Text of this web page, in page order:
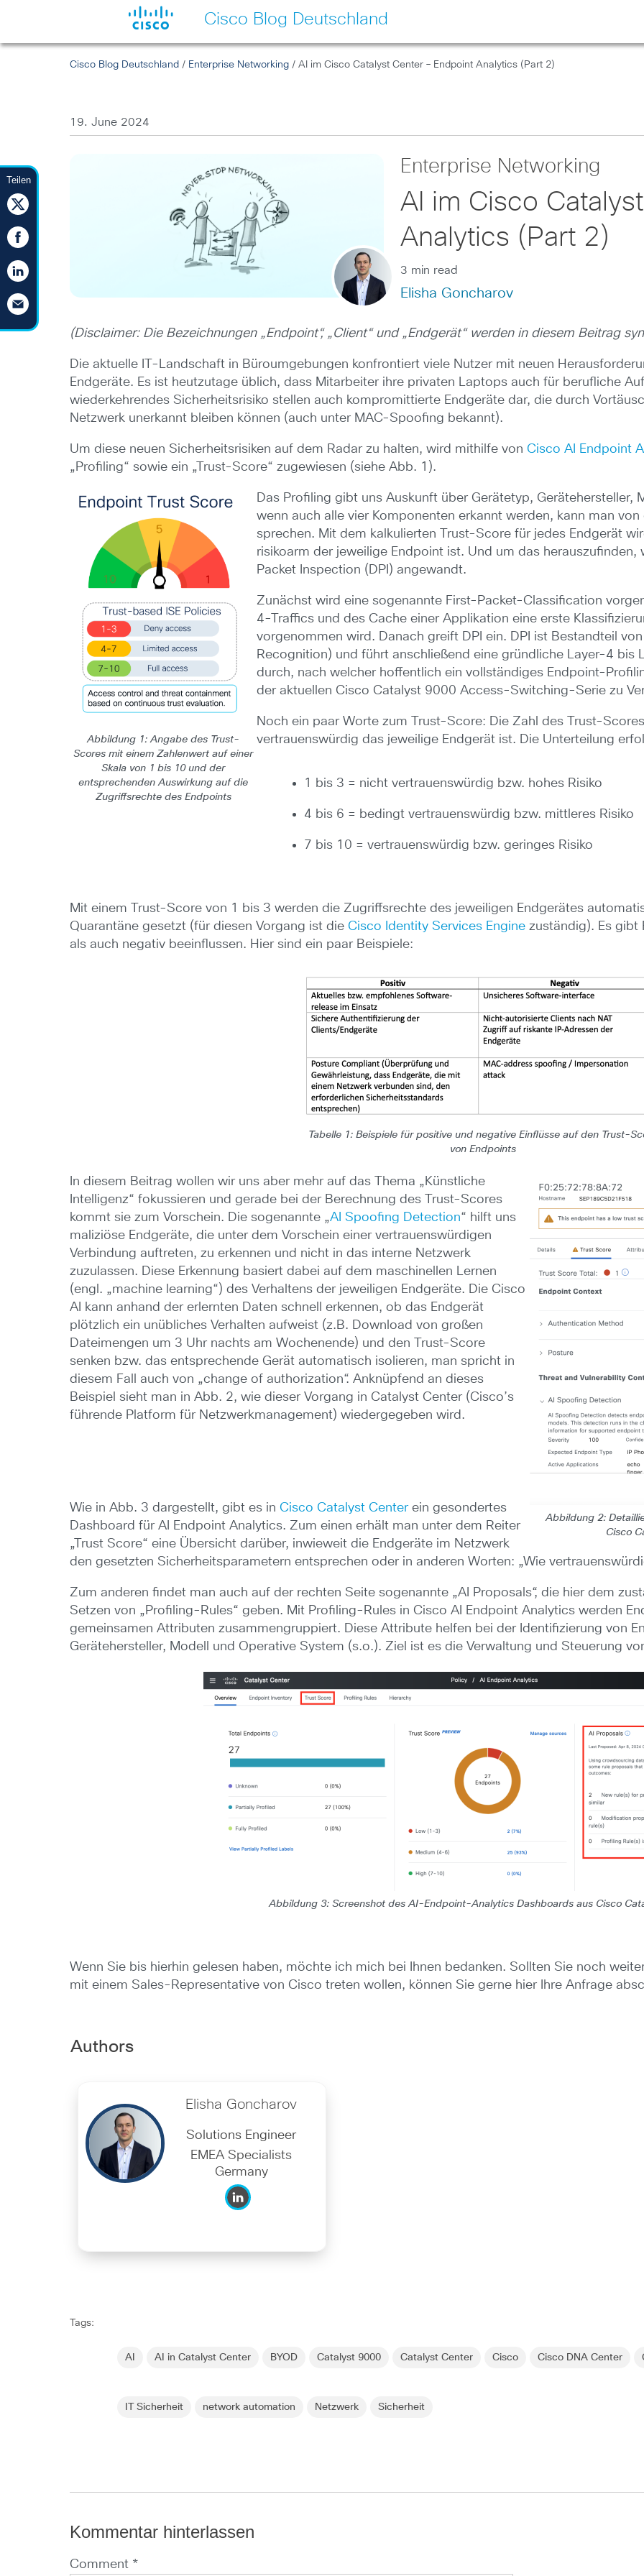
Cisco Blog Deutschland
Teilen
Cisco Blog Deutschland / Enterprise Networking / AI im Cisco Catalyst Center – Endpoint Analytics (Part 2)
19. June 2024
Enterprise Networking
AI im Cisco
Analytics (Part 2)
3 min read
Elisha Goncharov
(Disclaimer: Die Bezeichnungen „Endpoint“, „Client“ und „Endgerät“ werden in diesem Beitrag
Die aktuelle IT-Landschaft in Büroumgebungen konfrontiert viele Nutzer mit neuen
Endgeräte. Es ist heutzutage üblich, dass Mitarbeiter ihre privaten Laptops auch für berufliche
wiederkehrendes Sicherheitsrisiko stellen auch kompromittierte Endgeräte dar, die durch
Netzwerk unerkannt bleiben können (auch unter MAC-Spoofing bekannt).
Um diese neuen Sicherheitsrisiken auf dem Radar zu halten, wird mithilfe vonCisco AI Endpoint
„Profiling“ sowie ein „Trust-Score“ zugewiesen (siehe Abb. 1).
Abbildung 1: Angabe des Trust-
Scores mit einem Zahlenwert auf einer
Skala von 1 bis 10 und der
entsprechenden Auswirkung auf die
Zugriffsrechte des Endpoints
Das Profiling gibt uns Auskunft über Gerätetyp, Gerätehersteller,
wenn auch alle vier Komponenten erkannt werden, kann man
sprechen. Mit dem kalkulierten Trust-Score für jedes Endgerät
risikoarm der jeweilige Endpoint ist. Und um das
Packet Inspection (DPI) angewandt.
Zunächst wird eine sogenannte First-Packet-Classification
4-Traffics und des Cache einer Applikation eine erste
vorgenommen wird. Danach greift DPI ein. DPI ist Bestandteil
Recognition) und führt anschließend eine gründliche Layer-4 bis
durch, nach welcher hoffentlich ein vollständiges Endpoint-
der aktuellen Cisco Catalyst 9000 Access-Switching-Serie zu
Noch ein paar Worte zum Trust-Score: Die Zahl des Trust-
vertrauenswürdig das jeweilige Endgerät ist. Die Unterteilung
1 bis 3 = nicht vertrauenswürdig bzw. hohes Risiko
4 bis 6 = bedingt vertrauenswürdig bzw. mittleres Risiko
7 bis 10 = vertrauenswürdig bzw. geringes Risiko
Mit einem Trust-Score von 1 bis 3 werden die Zugriffsrechte des jeweiligen Endgerätes
Quarantäne gesetzt (für diesen Vorgang ist dieCisco Identity Services Engine zuständig). Es gibt
als auch negativ beeinflussen. Hier sind ein paar Beispiele:
Tabelle 1: Beispiele für positive und negative Einflüsse auf den Trust-
von Endpoints
Abbildung 2:
Cisco
In diesem Beitrag wollen wir uns aber mehr auf das Thema „Künstliche
Intelligenz“ fokussieren und gerade bei der Berechnung des Trust-Scores
kommt sie zum Vorschein. Die sogenannte „AI Spoofing Detection“ hilft uns
maliziöse Endgeräte, die unter dem Vorschein einer vertrauenswürdigen
Verbindung auftreten, zu erkennen und nicht in das interne Netzwerk
zuzulassen. Diese Erkennung basiert dabei auf dem maschinellen Lernen
(engl. „machine learning“) des Verhaltens der jeweiligen Endgeräte. Die Cisco
AI kann anhand der erlernten Daten schnell erkennen, ob das Endgerät
plötzlich ein unübliches Verhalten aufweist (z.B. Download von großen
Dateimengen um 3 Uhr nachts am Wochenende) und den Trust-Score
senken bzw. das entsprechende Gerät automatisch isolieren, man spricht in
diesem Fall auch von „change of authorization“. Anknüpfend an dieses
Beispiel sieht man in Abb. 2, wie dieser Vorgang in Catalyst Center (Cisco’s
führende Platform für Netzwerkmanagement) wiedergegeben wird.
Wie in Abb. 3 dargestellt, gibt es inCisco Catalyst Centerein gesondertes
Dashboard für AI Endpoint Analytics. Zum einen erhält man unter dem Reiter
„Trust Score“ eine Übersicht darüber, inwieweit die Endgeräte im Netzwerk
den gesetzten Sicherheitsparametern entsprechen oder in anderen Worten: „Wie
Zum anderen findet man auch auf der rechten Seite sogenannte „AI Proposals“, die hier dem
Setzen von „Profiling-Rules“ geben. Mit Profiling-Rules in Cisco AI Endpoint Analytics werden
gemeinsamen Attributen zusammengruppiert. Diese Attribute helfen bei der Identifizierung von
Gerätehersteller, Modell und Operative System (s.o.). Ziel ist es die Verwaltung und Steuerung
Abbildung 3: Screenshot des AI-Endpoint-Analytics Dashboards aus Cisco
Wenn Sie bis hierhin gelesen haben, möchte ich mich bei Ihnen bedanken. Sollten Sie noch
mit einem Sales-Representative von Cisco treten wollen, können Sie gerne hier Ihre Anfrage
Authors
Elisha Goncharov
Solutions Engineer
EMEA Specialists
Germany
Tags:
AI AI in Catalyst Center BYOD Catalyst 9000 Catalyst Center Cisco Cisco DNA Center
IT Sicherheit network automation Netzwerk Sicherheit
Kommentar hinterlassen
Comment *